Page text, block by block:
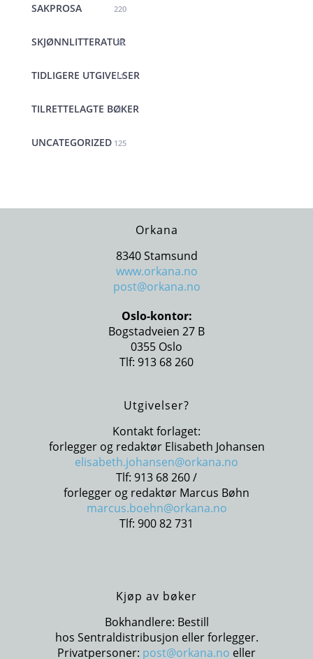
SAKPROSA 220
SKJØNNLITTERATUR
35
TIDLIGERE UTGIVELSER
11
TILRETTELAGTE BØKER
9
UNCATEGORIZED 125
Orkana
8340 Stamsund
www.orkana.no
post@orkana.no
Oslo-kontor:
Bogstadveien 27 B
0355 Oslo
Tlf: 913 68 260
Utgivelser?
Kontakt forlaget:
forlegger og redaktør Elisabeth Johansen
elisabeth.johansen@orkana.no
Tlf: 913 68 260 /
forlegger og redaktør Marcus Bøhn
marcus.boehn@orkana.no
Tlf: 900 82 731
Kjøp av bøker
Bokhandlere: Bestill
hos Sentraldistribusjon eller forlegger.
Privatpersoner: post@orkana.no eller